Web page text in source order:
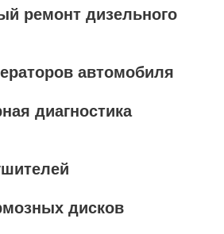
ремонт дизельного
автомобиля
диагностика
дисков